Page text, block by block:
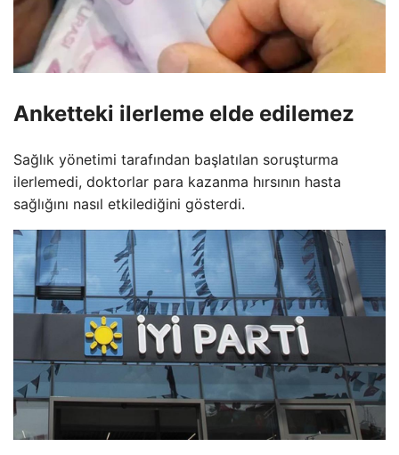
Anketteki ilerleme elde edilemez
Sağlık yönetimi tarafından başlatılan soruşturma
ilerlemedi, doktorlar para kazanma hırsının hasta
sağlığını nasıl etkilediğini gösterdi.